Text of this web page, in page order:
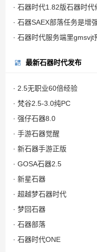
· 石器时代1.82版石器时代
· 石器SAEX部落任务是增
· 石器时代服务端里
最新石器时代发布
· 2.5无职业60倍经验
· 梵谷2.5-3.0纯PC
· 强仔石器8.0
· 手游石器觉醒
· 新石器手游正版
· GOSA石器2.5
· 新星石器
· 超越梦石器时代
· 梦回石器
· 石器部落
· 石器时代ONE